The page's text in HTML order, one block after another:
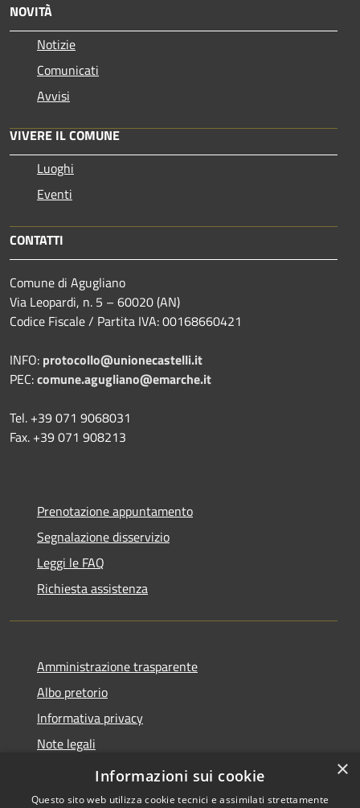
NOVITÀ
Notizie
Comunicati
Avvisi
VIVERE IL COMUNE
Luoghi
Eventi
CONTATTI
Comune di Agugliano
Via Leopardi, n. 5 – 60020 (AN)
Codice Fiscale / Partita IVA: 00168660421
INFO: protocollo@unionecastelli.it
PEC:comune.agugliano@emarche.it
Tel. +39 071 9068031
Fax. +39 071 908213
Prenotazione appuntamento
Segnalazione disservizio
Leggi le FAQ
Richiesta assistenza
Amministrazione trasparente
Albo pretorio
Informativa privacy
Note legali
Dichiarazione di accessibilità
×
Informazioni sui cookie
Questo sito web utilizza cookie tecnici e assimilati strettamente